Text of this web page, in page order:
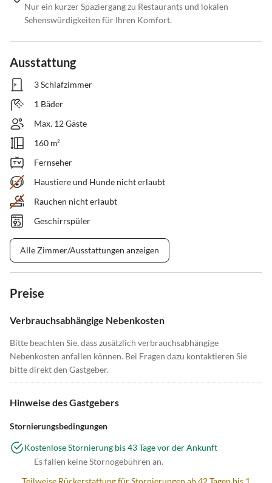
Nur ein kurzer Spaziergang zu Restaurants und lokalen
Sehenswürdigkeiten für Ihren Komfort.
Ausstattung
3 Schlafzimmer
1 Bäder
Max. 12 Gäste
160 m²
Fernseher
Haustiere und Hunde nicht erlaubt
Rauchen nicht erlaubt
Geschirrspüler
Alle Zimmer/Ausstattungen anzeigen
Preise
Verbrauchsabhängige Nebenkosten
Bitte beachten Sie, dass zusätzlich verbrauchsabhängige
Nebenkosten anfallen können. Bei Fragen dazu kontaktieren Sie
bitte direkt den Gastgeber.
Hinweise des Gastgebers
Stornierungsbedingungen
Kostenlose Stornierung bis 43 Tage vor der Ankunft
Es fallen keine Stornogebühren an.